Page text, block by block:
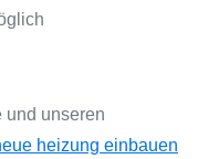
und unseren
heizung einbauen